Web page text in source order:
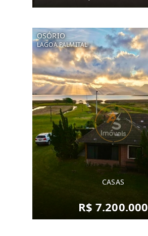
OSÓRIO
LAGOA PALMITAL
CASAS
R$ 7.200.000